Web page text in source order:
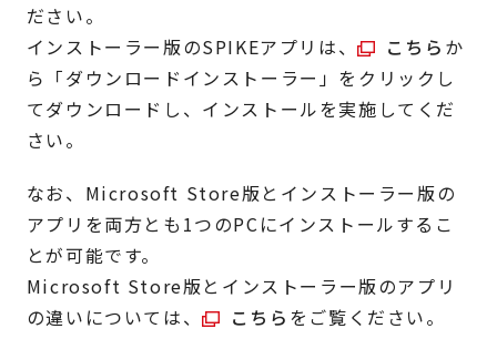
ださい。
インストーラー版のSPIKEアプリは、
こちら か
ら「ダウンロードインストーラー」をクリックし
てダウンロードし、インストールを実施してくだ
さい。
なお、Microsoft Store版とインストーラー版の
アプリを両方とも1つのPCにインストールするこ
とが可能です。
Microsoft Store版とインストーラー版のアプリ
の違いについては、
こちら をご覧ください。